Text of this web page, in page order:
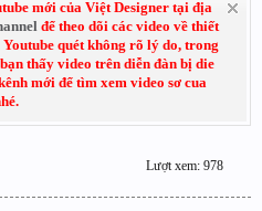
mới của Việt Designer tại địa
để theo dõi các video về thiết
quét không rõ lý do, trong
thấy video trên diễn đàn bị die
mới để tìm xem video sơ cua
Lượt xem: 978